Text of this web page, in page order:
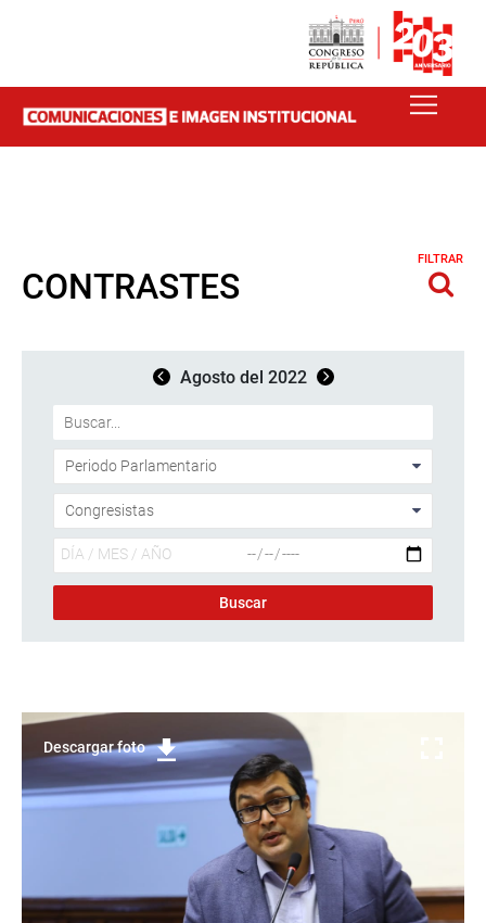
CONTRASTES
FILTRAR
Agosto del 2022
Descargar foto